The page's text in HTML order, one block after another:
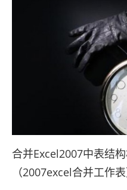
合并Excel2007中表结
（2007excel合并工作表